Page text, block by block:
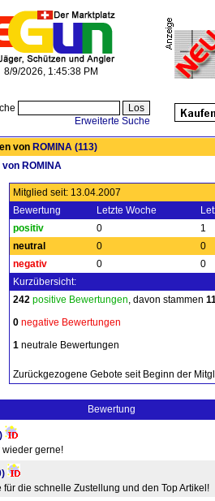
8/9/2026, 1:45:38 PM
Erweiterte Suche
von ROMINA (113)
ROMINA
Mitglied seit: 13.04.2007
Bewertung
Letzte Woche
positiv
0
1
neutral
0
0
negativ
0
0
Kurzübersicht:
242 positive Bewertungen, davon stammen
0 negative Bewertungen
1 neutrale Bewertungen
Zurückgezogene Gebote seit Beginn der
Bewertung
wieder gerne!
für die schnelle Zustellung und den Top Artikel!